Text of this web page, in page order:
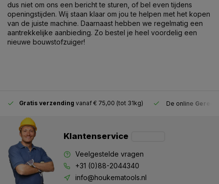
dus niet om ons een bericht te sturen, of bel even tijdens
openingstijden. Wij staan klaar om jou te helpen met het kopen
van de juiste machine. Daarnaast hebben we regelmatig een
aantrekkelijke aanbieding. Zo bestel je heel voordelig een
nieuwe bouwstofzuiger!
Gratis verzending vanaf € 75,00 (tot 31kg) De online
Klantenservice
Veelgestelde vragen
+31 (0)88-2044340
info@houkematools.nl